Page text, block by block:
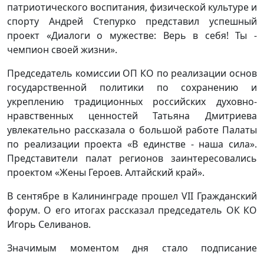
патриотического воспитания, физической культуре и
спорту Андрей Степурко представил успешный
проект «Диалоги о мужестве: Верь в себя! Ты -
чемпион своей жизни».
Председатель комиссии ОП КО по реализации основ
государственной политики по сохранению и
укреплению традиционных российских духовно-
нравственных ценностей Татьяна Дмитриева
увлекательно рассказала о большой работе Палаты
по реализации проекта «В единстве - наша сила».
Представители палат регионов заинтересовались
проектом «Жены Героев. Алтайский край».
В сентябре в Калининграде прошел VII Гражданский
форум. О его итогах рассказал председатель ОК КО
Игорь Селиванов.
Значимым моментом дня стало подписание